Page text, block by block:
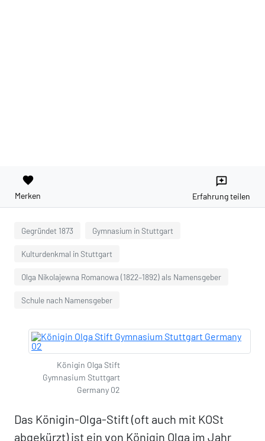
favorite
Merken
reviews
Erfahrung teilen
Gegründet 1873 Gymnasium in Stuttgart
Kulturdenkmal in Stuttgart
Olga Nikolajewna Romanowa (1822–1892) als Namensgeber
Schule nach Namensgeber
Königin Olga Stift
Gymnasium Stuttgart
Germany 02
Das Königin-Olga-Stift (oft auch mit KOSt
abgekürzt) ist ein von Königin Olga im Jahr